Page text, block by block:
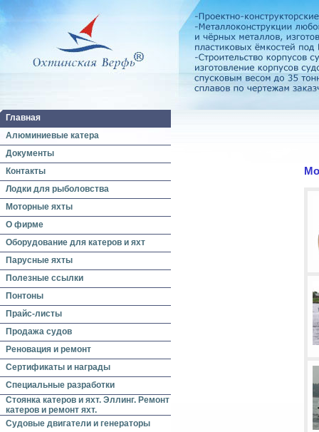
Главная
Алюминиевые катера
Документы
Контакты
Лодки для рыболовства
Моторные яхты
О фирме
Оборудование для катеров и яхт
Парусные яхты
Полезные ссылки
Понтоны
Прайс-листы
Продажа судов
Реновация и ремонт
Сертификаты и награды
Специальные разработки
Стоянка катеров и яхт. Эллинг. Ремонт
катеров и ремонт яхт.
Судовые двигатели и генераторы